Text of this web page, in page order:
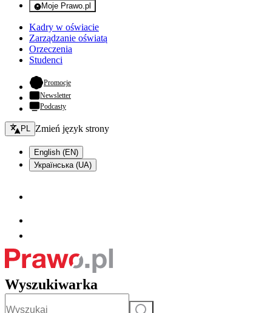
Moje Prawo.pl
- rejestracja i logowanie do serwisu
Kadry w oświacie
Zarządzanie oświatą
Orzeczenia
Studenci
Promocje- otwiera się w nowej karcie
Newsletter
Podcasty
Zmień język - bieżący:
PL Zmień język strony
English (EN)
Українська (UA)
Wyszukiwarka
Szukaj